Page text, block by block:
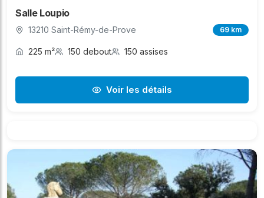
Salle Loupio
13210 Saint-Rémy-de-Prove 69 km
225 m² 150 debout 150 assises
Voir les détails